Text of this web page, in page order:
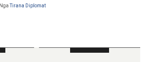
NgaTirana Diplomat